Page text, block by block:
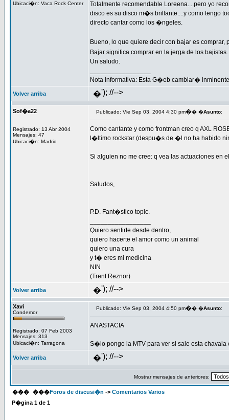
Ubicaci�n: Vaca Rock Center
Totalmente recomendable Loreena....pero yo
disco es su disco m�s brillante....y como tengo
directo cantar como los �ngeles.
Bueno, lo que quiere decir con bajar es
Bajar significa comprar en la jerga de los bajistas.
Un saludo.
Nota informativa: Esta G�eb cambiar�
Volver arriba �'); //-->
Sof�a22
Registrado: 13 Abr 2004
Mensajes: 47
Ubicaci�n: Madrid
Publicado: Vie Sep 03, 2004 4:30 pm�� �Asunto:
Como cantante y como frontman creo q AXL
l�ltimo rockstar (despu�s de �l no ha habido
Si alguien no me cree: q vea las actuaciones en
Saludos,
P.D. Fant�stico topic.
Quiero sentirte desde dentro,
quiero hacerte el amor como un animal
quiero una cura
y t� eres mi medicina
NIN
(Trent Reznor)
Volver arriba �'); //-->
Xavi
Condemor
Registrado: 07 Feb 2003
Mensajes: 313
Ubicaci�n: Tarragona
Publicado: Vie Sep 03, 2004 4:50 pm�� �Asunto:
ANASTACIA
S�lo pongo la MTV para ver si sale esta
Volver arriba �'); //-->
Mostrar mensajes de anteriores:
��� ���Foros de discusi�n -> Comentarios Varios
P�gina 1 de 1